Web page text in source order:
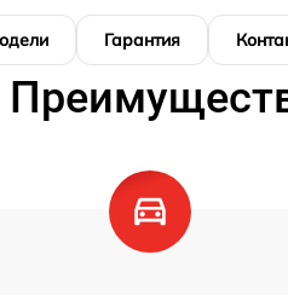
Гарантия